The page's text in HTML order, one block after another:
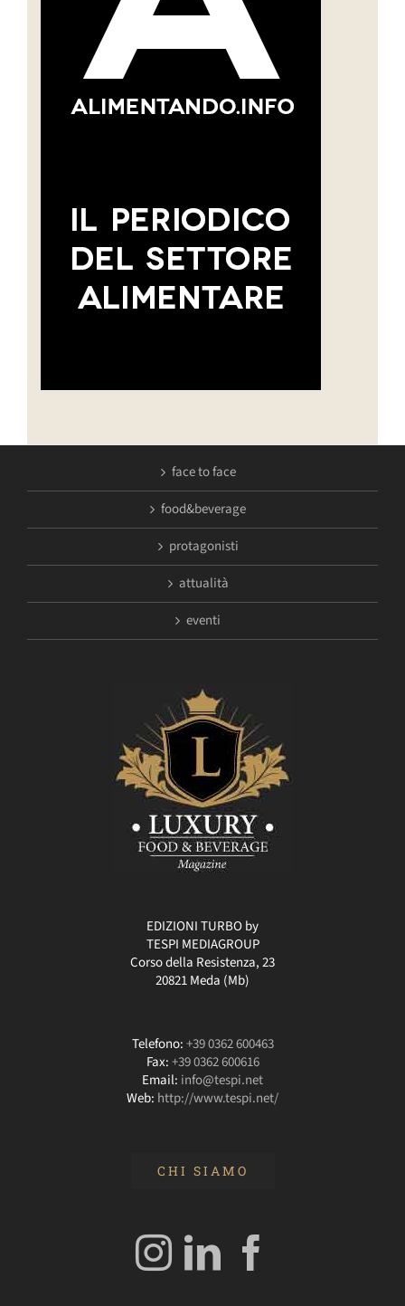
face to face
food&beverage
protagonisti
attualità
eventi
EDIZIONI TURBO by
TESPI MEDIAGROUP
Corso della Resistenza, 23
20821 Meda (Mb)
Telefono:+39 0362 600463
Fax:+39 0362 600616
Email: info@tespi.net
Web: http://www.tespi.net/
CHI SIAMO